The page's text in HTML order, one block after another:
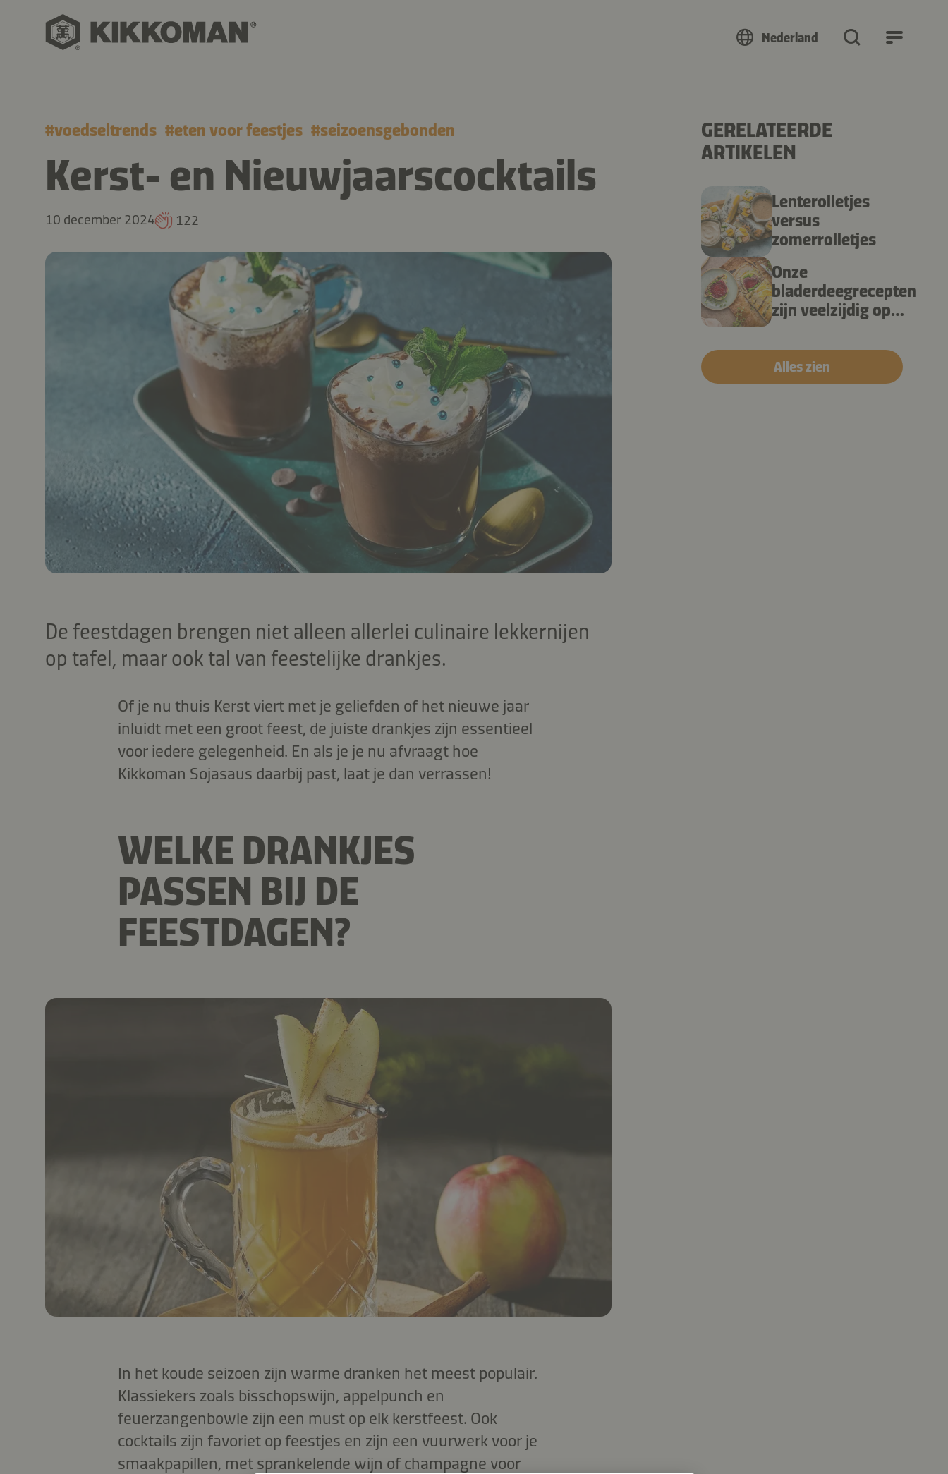
Nederland
#voedseltrends #eten voor feestjes #seizoensgebonden
Kerst- en Nieuwjaarscocktails
10 december 2024 122
De feestdagen brengen niet alleen allerlei culinaire lekkernijen
op tafel, maar ook tal van feestelijke drankjes.
Of je nu thuis Kerst viert met je geliefden of het nieuwe jaar
inluidt met een groot feest, de juiste drankjes zijn essentieel
voor iedere gelegenheid. En als je je nu afvraagt hoe
Kikkoman Sojasaus daarbij past, laat je dan verrassen!
WELKE DRANKJES
PASSEN BIJ DE
FEESTDAGEN?
In het koude seizoen zijn warme dranken het meest populair.
Klassiekers zoals bisschopswijn, appelpunch en
feuerzangenbowle zijn een must op elk kerstfeest. Ook
cocktails zijn favoriet op feestjes en zijn een vuurwerk voor je
smaakpapillen, met sprankelende wijn of champagne voor
GERELATEERDE
ARTIKELEN
Lenterolletjes
versus
zomerrolletjes
Onze
bladerdeegrecepten
zijn veelzijdig op
Alles zien